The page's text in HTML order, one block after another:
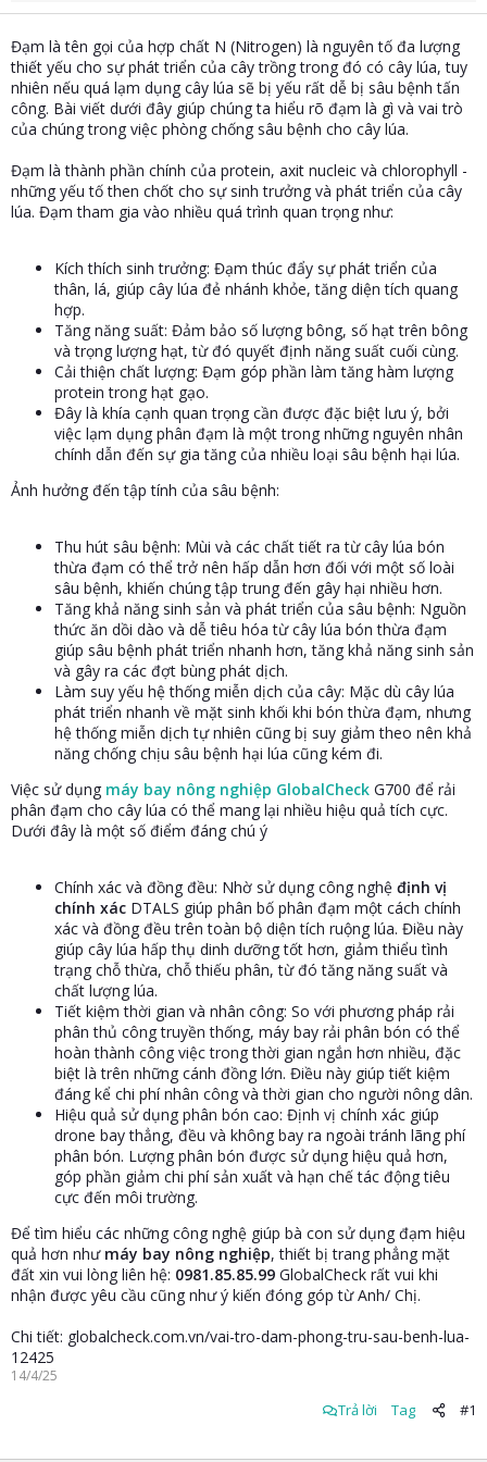
t
r
Đạm là tên gọi của hợp chất N (Nitrogen) là nguyên tố đa lượng
thiết yếu cho sự phát triển của cây trồng trong đó có cây lúa, tuy
nhiên nếu quá lạm dụng cây lúa sẽ bị yếu rất dễ bị sâu bệnh tấn
công. Bài viết dưới đây giúp chúng ta hiểu rõ đạm là gì và vai trò
của chúng trong việc phòng chống sâu bệnh cho cây lúa.
Đạm là thành phần chính của protein, axit nucleic và chlorophyll -
những yếu tố then chốt cho sự sinh trưởng và phát triển của cây
lúa. Đạm tham gia vào nhiều quá trình quan trọng như:
Kích thích sinh trưởng: Đạm thúc đẩy sự phát triển của
thân, lá, giúp cây lúa đẻ nhánh khỏe, tăng diện tích quang
hợp.
Tăng năng suất: Đảm bảo số lượng bông, số hạt trên bông
và trọng lượng hạt, từ đó quyết định năng suất cuối cùng.
Cải thiện chất lượng: Đạm góp phần làm tăng hàm lượng
protein trong hạt gạo.
Đây là khía cạnh quan trọng cần được đặc biệt lưu ý, bởi
việc lạm dụng phân đạm là một trong những nguyên nhân
chính dẫn đến sự gia tăng của nhiều loại sâu bệnh hại lúa.
Ảnh hưởng đến tập tính của sâu bệnh:
Thu hút sâu bệnh: Mùi và các chất tiết ra từ cây lúa bón
thừa đạm có thể trở nên hấp dẫn hơn đối với một số loài
sâu bệnh, khiến chúng tập trung đến gây hại nhiều hơn.
Tăng khả năng sinh sản và phát triển của sâu bệnh: Nguồn
thức ăn dồi dào và dễ tiêu hóa từ cây lúa bón thừa đạm
giúp sâu bệnh phát triển nhanh hơn, tăng khả năng sinh sản
và gây ra các đợt bùng phát dịch.
Làm suy yếu hệ thống miễn dịch của cây: Mặc dù cây lúa
phát triển nhanh về mặt sinh khối khi bón thừa đạm, nhưng
hệ thống miễn dịch tự nhiên cũng bị suy giảm theo nên khả
năng chống chịu sâu bệnh hại lúa cũng kém đi.
Việc sử dụng máy bay nông nghiệp GlobalCheck G700 để rải
phân đạm cho cây lúa có thể mang lại nhiều hiệu quả tích cực.
Dưới đây là một số điểm đáng chú ý
Chính xác và đồng đều: Nhờ sử dụng công nghệ định vị
chính xác DTALS giúp phân bố phân đạm một cách chính
xác và đồng đều trên toàn bộ diện tích ruộng lúa. Điều này
giúp cây lúa hấp thụ dinh dưỡng tốt hơn, giảm thiểu tình
trạng chỗ thừa, chỗ thiếu phân, từ đó tăng năng suất và
chất lượng lúa.
Tiết kiệm thời gian và nhân công: So với phương pháp rải
phân thủ công truyền thống, máy bay rải phân bón có thể
hoàn thành công việc trong thời gian ngắn hơn nhiều, đặc
biệt là trên những cánh đồng lớn. Điều này giúp tiết kiệm
đáng kể chi phí nhân công và thời gian cho người nông dân.
Hiệu quả sử dụng phân bón cao: Định vị chính xác giúp
drone bay thẳng, đều và không bay ra ngoài tránh lãng phí
phân bón. Lượng phân bón được sử dụng hiệu quả hơn,
góp phần giảm chi phí sản xuất và hạn chế tác động tiêu
cực đến môi trường.
Để tìm hiểu các những công nghệ giúp bà con sử dụng đạm hiệu
quả hơn như máy bay nông nghiệp, thiết bị trang phẳng mặt
đất xin vui lòng liên hệ: 0981.85.85.99 GlobalCheck rất vui khi
nhận được yêu cầu cũng như ý kiến đóng góp từ Anh/ Chị.
Chi tiết: globalcheck.com.vn/vai-tro-dam-phong-tru-sau-benh-lua-
12425
14/4/25
Trả lời Tag #1